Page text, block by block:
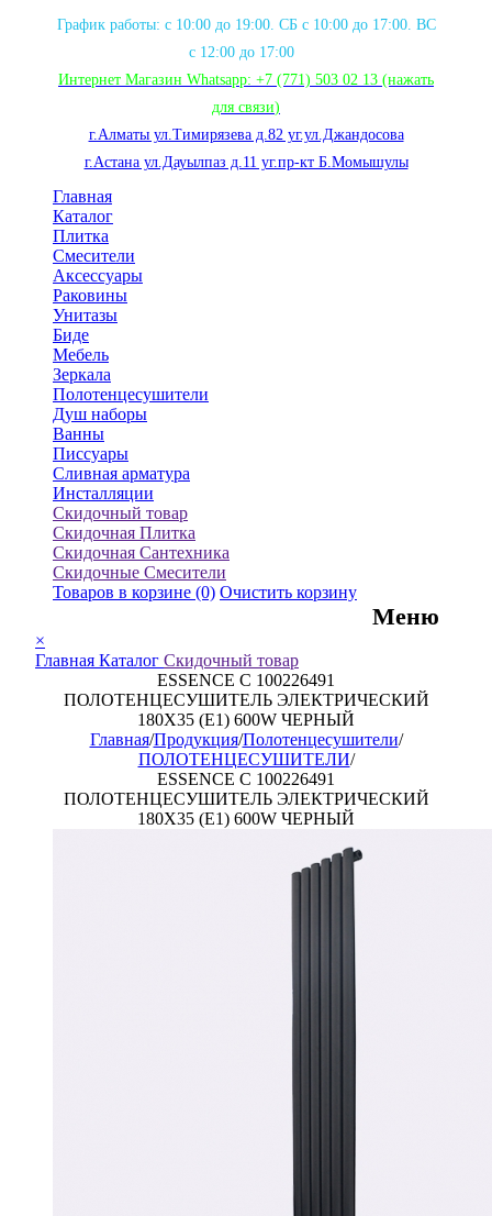
График работы: с 10:00 до 19:00. СБ с 10:00 до 17:00. ВС
с 12:00 до 17:00
Интернет Магазин Whatsapp: +7 (771) 503 02 13 (нажать
для связи)
г.Алматы ул.Тимирязева д.82 уг.ул.Джандосова
г.Астана ул.Дауылпаз д.11 уг.пр-кт Б.Момышулы
Главная
Каталог
Плитка
Смесители
Аксессуары
Раковины
Унитазы
Биде
Мебель
Зеркала
Полотенцесушители
Душ наборы
Ванны
Писсуары
Сливная арматура
Инсталляции
Скидочный товар
Скидочная Плитка
Скидочная Сантехника
Скидочные Смесители
Товаров в корзине (0) Очистить корзину
Меню
×
Главная Каталог Скидочный товар
ESSENCE C 100226491
ПОЛОТЕНЦЕСУШИТЕЛЬ ЭЛЕКТРИЧЕСКИЙ
180X35 (E1) 600W ЧЕРНЫЙ
Главная/Продукция/Полотенцесушители/
ПОЛОТЕНЦЕСУШИТЕЛИ/
ESSENCE C 100226491
ПОЛОТЕНЦЕСУШИТЕЛЬ ЭЛЕКТРИЧЕСКИЙ
180X35 (E1) 600W ЧЕРНЫЙ